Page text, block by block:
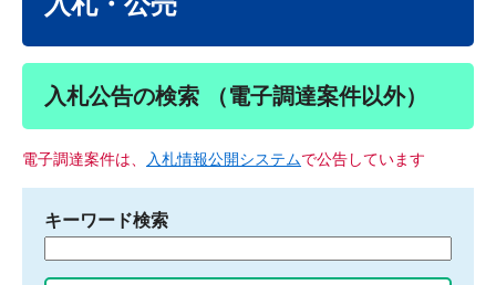
入札公告の検索 （電子調達案件以外）
電子調達案件は、 入札情報公開システムで公告しています
キーワード検索